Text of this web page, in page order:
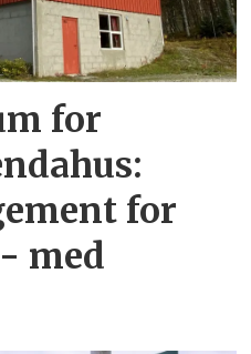
for
for
med